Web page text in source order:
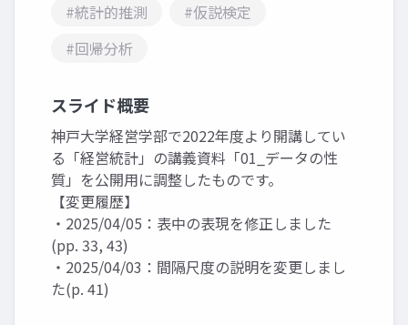
#統計的推測
#仮説検定
#回帰分析
スライド概要
神戸大学経営学部で2022年度より開講してい
る「経営統計」の講義資料「01_データの性
質」を公開用に調整したものです。
【変更履歴】
・2025/04/05：表中の表現を修正しました
(pp. 33, 43)
・2025/04/03：間隔尺度の説明を変更しまし
た(p. 41)